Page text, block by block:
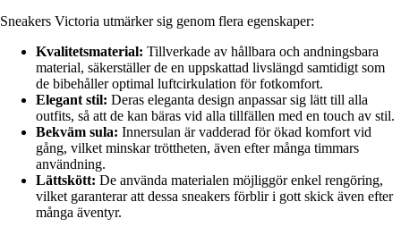
Sneakers Victoria utmärker sig genom flera egenskaper:
Kvalitetsmaterial: Tillverkade av hållbara och andningsbara
material, säkerställer de en uppskattad livslängd samtidigt som
de bibehåller optimal luftcirkulation för fotkomfort.
Elegant stil: Deras eleganta design anpassar sig lätt till alla
outfits, så att de kan bäras vid alla tillfällen med en touch av stil.
Bekväm sula: Innersulan är vadderad för ökad komfort vid
gång, vilket minskar tröttheten, även efter många timmars
användning.
Lättskött: De använda materialen möjliggör enkel rengöring,
vilket garanterar att dessa sneakers förblir i gott skick även efter
många äventyr.